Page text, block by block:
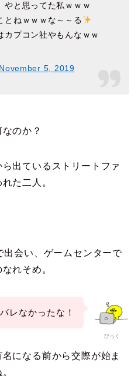
やと思ってた私ｗｗｗ
ねｗｗｗな～～る
カプコン社やもんなｗｗ
November 5, 2019
のか？
出ているストリートファ
た二人。
出会い、ゲームセンターで
れそめ。
ぴっく
レなかったな！
になる前から交際が始ま